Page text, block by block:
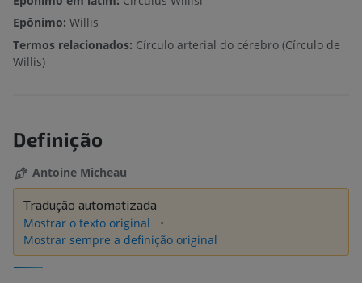
Epônimo: Willis
Termos relacionados: Círculo arterial do cérebro (Círculo de
Willis)
Definição
Antoine Micheau
Tradução automatizada
Mostrar o texto original
Mostrar sempre a definição original